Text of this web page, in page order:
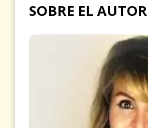
SOBRE EL AUTOR